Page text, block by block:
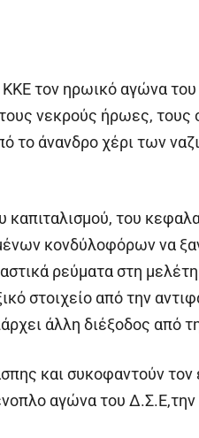
τον ηρωικό αγώνα
νεκρούς ήρωες,
το άνανδρο χέρι των
καπιταλισμού, του
κονδύλοφόρων να
ρεύματα στη
στοιχείο από την
άλλη διέξοδος από
και συκοφαντούν
αγώνα του